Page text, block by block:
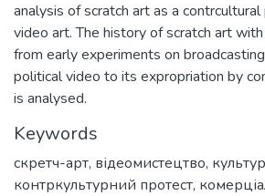
analysis of scratch art as a contrcultural
video art. The history of scratch art
from early experiments on
political video to its expropriation by
is analysed.
Keywords
скретч-арт, відеомистецтво,
контркультурний протест,